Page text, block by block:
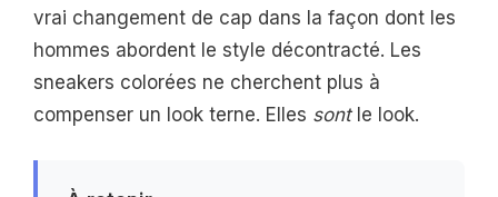
vrai changement de cap dans la façon dont les
hommes abordent le style décontracté. Les
sneakers colorées ne cherchent plus à
compenser un look terne. Elles sontle look.